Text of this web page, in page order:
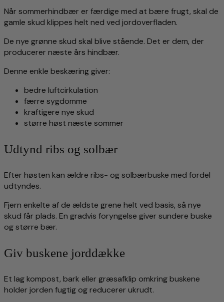
Når sommerhindbær er færdige med at bære frugt, skal de
gamle skud klippes helt ned ved jordoverfladen.
De nye grønne skud skal blive stående. Det er dem, der
producerer næste års hindbær.
Denne enkle beskæring giver:
bedre luftcirkulation
færre sygdomme
kraftigere nye skud
større høst næste sommer
Udtynd ribs og solbær
Efter høsten kan ældre ribs- og solbærbuske med fordel
udtyndes.
Fjern enkelte af de ældste grene helt ved basis, så nye
skud får plads. En gradvis foryngelse giver sundere buske
og større bær.
Giv buskene jorddække
Et lag kompost, bark eller græsafklip omkring buskene
holder jorden fugtig og reducerer ukrudt.